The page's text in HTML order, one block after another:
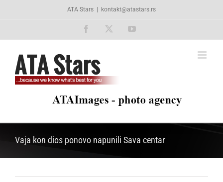
ATA Stars kontakt@atastars.rs
Facebook YouTube
Vaja kon dios ponovo napunili Sava centar